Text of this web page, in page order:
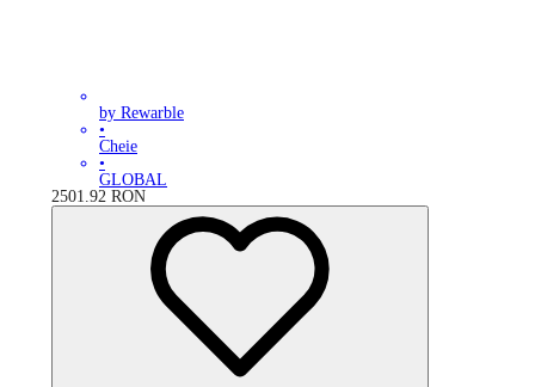
by Rewarble
•
Cheie
•
GLOBAL
2501.92 RON